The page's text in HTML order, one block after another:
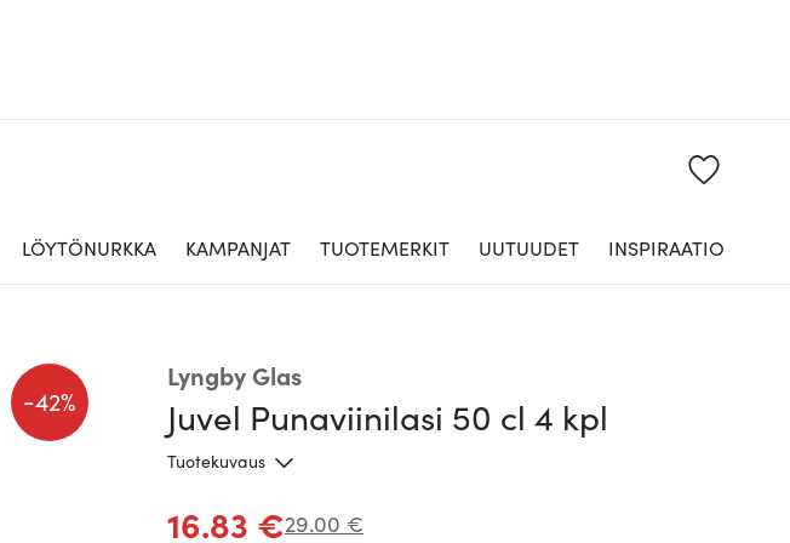
LÖYTÖNURKKA KAMPANJAT TUOTEMERKIT UUTUUDET INSPIRAATIO
Lyngby Glas
Juvel Punaviinilasi 50 cl 4 kpl
Tuotekuvaus
-42%
16.83 €29.00 €